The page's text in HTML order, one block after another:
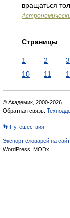
вращаться
Страницы
1 2 3
10
11
© Академик, 2000-2026
Обратная связь:
👣 Путешествия
Экспорт словарей на
WordPress, MODx.